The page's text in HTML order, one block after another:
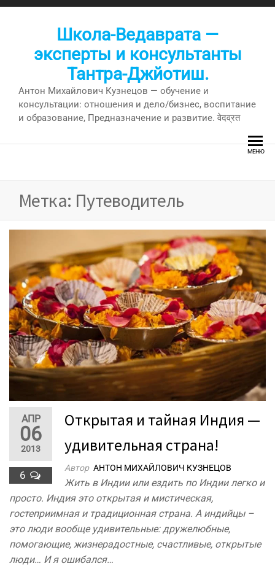
Перейти
Школа-Ведаврата —
эксперты и консультанты
Тантра-Джйотиш.
Антон Михайлович Кузнецов — обучение и
консультации: отношения и дело/бизнес, воспитание
и образование, Предназначение и развитие. वेदव्रत
МЕНЮ
Метка: Путеводитель
АПР
06
2013
6
Открытая и тайная Индия —
удивительная страна!
Автор АНТОН МИХАЙЛОВИЧ КУЗНЕЦОВ
Жить в Индии или ездить по Индии легко и
просто. Индия это открытая и мистическая,
гостеприимная и традиционная страна. А индийцы –
это люди вообще удивительные: дружелюбные,
помогающие, жизнерадостные, счастливые, открытые
люди… И я ошибался…